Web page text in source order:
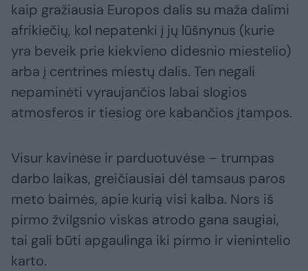
kaip gražiausia Europos dalis su maža dalimi
afrikiečių, kol nepatenki į jų lūšnynus (kurie
yra beveik prie kiekvieno didesnio miestelio)
arba į centrines miestų dalis. Ten negali
nepaminėti vyraujančios labai slogios
atmosferos ir tiesiog ore kabančios įtampos.
Visur kavinėse ir parduotuvėse – trumpas
darbo laikas, greičiausiai dėl tamsaus paros
meto baimės, apie kurią visi kalba. Nors iš
pirmo žvilgsnio viskas atrodo gana saugiai,
tai gali būti apgaulinga iki pirmo ir vienintelio
karto.